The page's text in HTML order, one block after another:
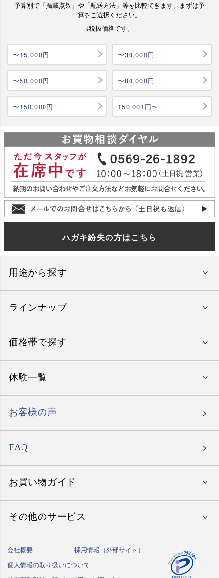
予算別で「掲載点数」や「配送方法」等を比較できます。まずは予
算をご選択ください。
※税抜価格です。
〜15,000円 〜30,000円
〜50,000円 〜80,000円
〜150,000円 150,001円〜
ハガキ紛失の方はこちら
用途から探す
還暦祝い
入学祝い
就職祝い
母の日
ラインナップ
やすらぎの旅
エグゼタイム パート5
エグゼタイムプラチナム
たびもの撰華
価格帯で探す
〜15,000円
〜80,000円
〜150,000円
150,001円〜
体験一覧
関東地方の温泉旅館
中部地方の温泉旅館
関西地方の温泉旅館
九州・沖縄の温泉旅館
関東地方のホテル
中部地方のホテル
関西地方のホテル
中国地方のホテル
九州・沖縄のホテル
関東地方でレストラン体験
中国・九州地方でレストラン体験
中部地方でゴルフ体験
関西地方でゴルフ体験
フェイスリフトアップ
お客様の声
FAQ
お買い物ガイド
初めての方へ
送料・お支払い方法
その他のサービス
ハガキ紛失の方はこちら
しきたりサイト
会社概要
採用情報（外部サイト）
個人情報の取り扱いについて